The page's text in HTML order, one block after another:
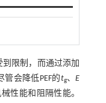
限制，而通过添加
会降低PEF的tg、E
性能和阻隔性能。